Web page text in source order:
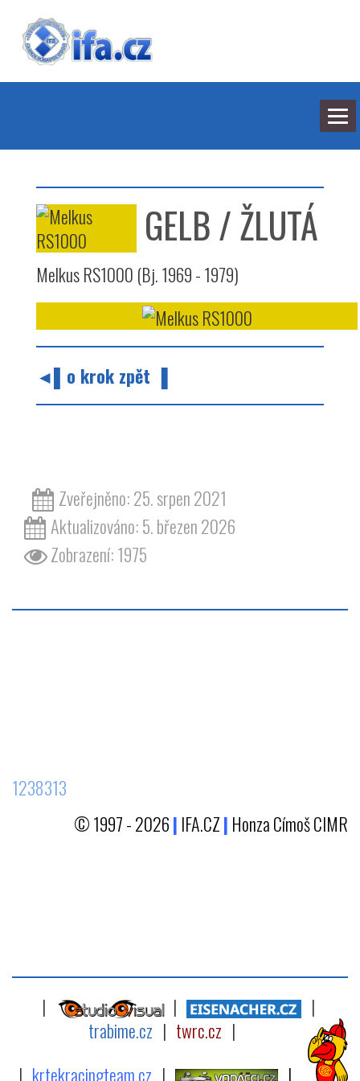
BARVY
SEDMILHÁŘI
ARCHIV
GELB / ŽLUTÁ
Melkus RS1000 (Bj. 1969 - 1979)
◄▌o krok zpět ▐
Zveřejněno: 25. srpen 2021
Aktualizováno: 5. březen 2026
Zobrazení: 1975
1238313
© 1997 - 2026| IFA.CZ| Honza Címoš CIMR
| |
|
trabime.cz | twrc.cz |
| krtekracingteam.cz | |